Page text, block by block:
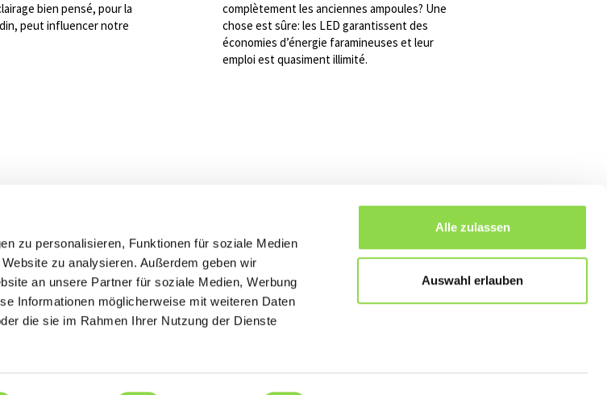
zu personalisieren, Funktionen für soziale Medien
zu analysieren. Außerdem geben wir
an unsere Partner für soziale Medien, Werbung
Informationen möglicherweise mit weiteren Daten
die sie im Rahmen Ihrer Nutzung der Dienste
Alle zulassen
Auswahl erlauben
bien pensé, pour la
peut influencer notre
complètement les anciennes ampoules? Une
chose est sûre: les LED garantissent des
économies d’énergie faramineuses et leur
emploi est quasiment illimité.
Retour vers l'index